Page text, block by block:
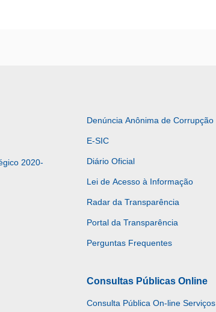
2020-
Denúncia Anônima de Corrupção
E-SIC
Diário Oficial
Lei de Acesso à Informação
Radar da Transparência
Portal da Transparência
Perguntas Frequentes
Consultas Públicas Online
Consulta Pública On-line Serviços